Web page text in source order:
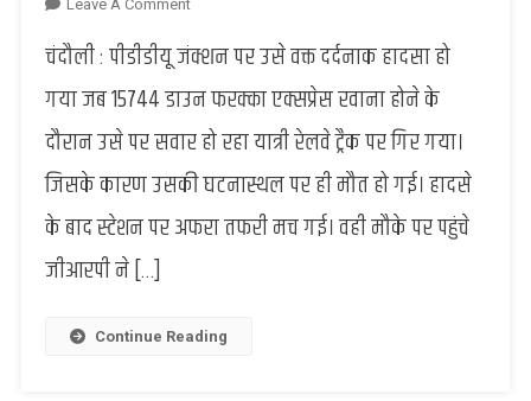
Leave A Comment
:
ट्रेन
में
सवार
होने
के
नीचे
चंदौली : पीडीडीयू जंक्शन पर उसे वक्त दर्दनाक हादसा हो
गया जब 15744 डाउन फरक्का एक्सप्रेस रवाना होने के
दौरान उसे पर सवार हो रहा यात्री रेलवे ट्रैक पर गिर गया।
जिसके कारण उसकी घटनास्थल पर ही मौत हो गई। हादसे
के बाद स्टेशन पर अफरा तफरी मच गई। वही मौके पर पहुंचे
जीआरपी ने […]
Continue Reading